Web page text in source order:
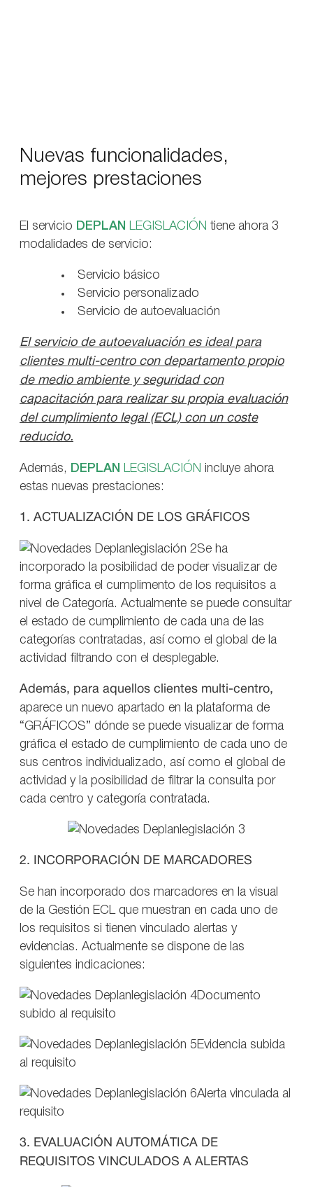
Nuevas funcionalidades,
mejores prestaciones
El servicio DEPLAN LEGISLACIÓN tiene ahora 3
modalidades de servicio:
Servicio básico
Servicio personalizado
Servicio de autoevaluación
El servicio de autoevaluación es ideal para
clientes multi-centro con departamento propio
de medio ambiente y seguridad con
capacitación para realizar su propia evaluación
del cumplimiento legal (ECL) con un coste
reducido.
Además, DEPLAN LEGISLACIÓN incluye ahora
estas nuevas prestaciones:
1. ACTUALIZACIÓN DE LOS GRÁFICOS
Se ha
incorporado la posibilidad de poder visualizar de
forma gráfica el cumplimento de los requisitos a
nivel de Categoría. Actualmente se puede consultar
el estado de cumplimiento de cada una de las
categorías contratadas, así como el global de la
actividad filtrando con el desplegable.
Además, para aquellos clientes multi-centro,
aparece un nuevo apartado en la plataforma de
“GRÁFICOS” dónde se puede visualizar de forma
gráfica el estado de cumplimiento de cada uno de
sus centros individualizado, así como el global de
actividad y la posibilidad de filtrar la consulta por
cada centro y categoría contratada.
2. INCORPORACIÓN DE MARCADORES
Se han incorporado dos marcadores en la visual
de la Gestión ECL que muestran en cada uno de
los requisitos si tienen vinculado alertas y
evidencias. Actualmente se dispone de las
siguientes indicaciones:
Documento
subido al requisito
Evidencia subida
al requisito
Alerta vinculada al
requisito
3. EVALUACIÓN AUTOMÁTICA DE
REQUISITOS VINCULADOS A ALERTAS